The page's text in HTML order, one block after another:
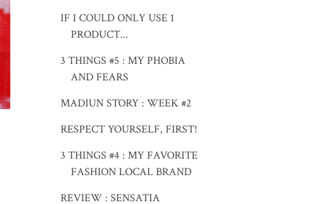
IF I COULD ONLY USE 1
PRODUCT...
3 THINGS #5 : MY PHOBIA
AND FEARS
MADIUN STORY : WEEK #2
RESPECT YOURSELF, FIRST!
3 THINGS #4 : MY FAVORITE
FASHION LOCAL BRAND
REVIEW : SENSATIA